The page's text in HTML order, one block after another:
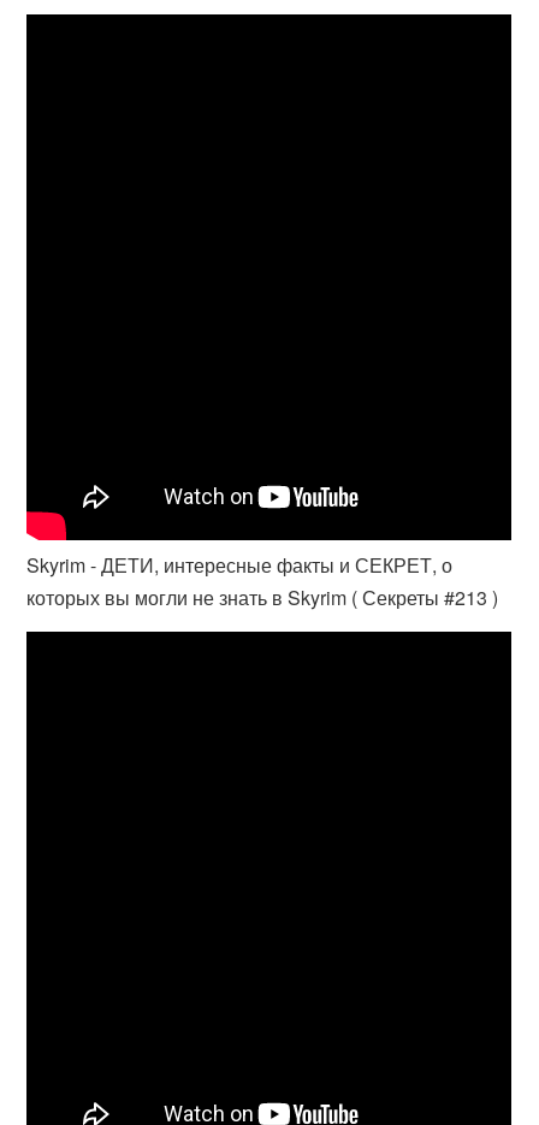
Skyrim - ДЕТИ, интересные факты и СЕКРЕТ, о
которых вы могли не знать в Skyrim ( Секреты #213 )